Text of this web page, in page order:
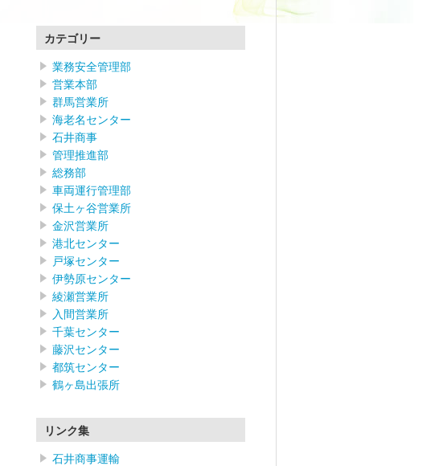
カテゴリー
業務安全管理部
営業本部
群馬営業所
海老名センター
石井商事
管理推進部
総務部
車両運行管理部
保土ヶ谷営業所
金沢営業所
港北センター
戸塚センター
伊勢原センター
綾瀬営業所
入間営業所
千葉センター
藤沢センター
都筑センター
鶴ヶ島出張所
リンク集
石井商事運輸